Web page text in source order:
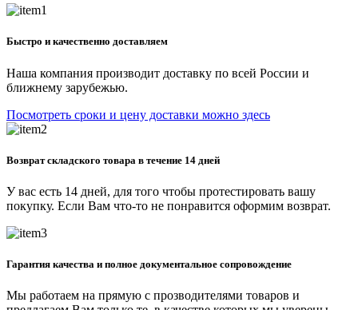
Быстро и качественно доставляем
Наша компания производит доставку по всей России и
ближнему зарубежью.
Посмотреть сроки и цену доставки можно здесь
Возврат складского товара в течение 14 дней
У вас есть 14 дней, для того чтобы протестировать вашу
покупку. Если Вам что-то не понравится оформим возврат.
Гарантия качества и полное документальное сопровождение
Мы работаем на прямую с прозводителями товаров и